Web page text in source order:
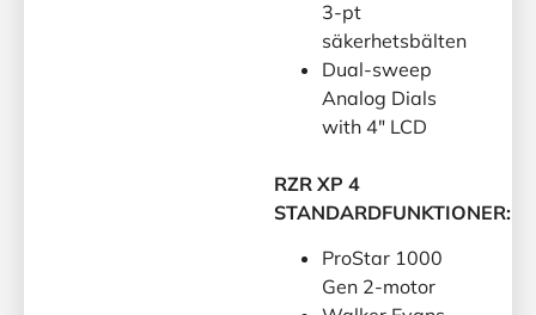
3-pt
säkerhetsbälten
Dual-sweep
Analog Dials
with 4″ LCD
RZR XP 4
STANDARDFUNKTIONER:
ProStar 1000
Gen 2-motor